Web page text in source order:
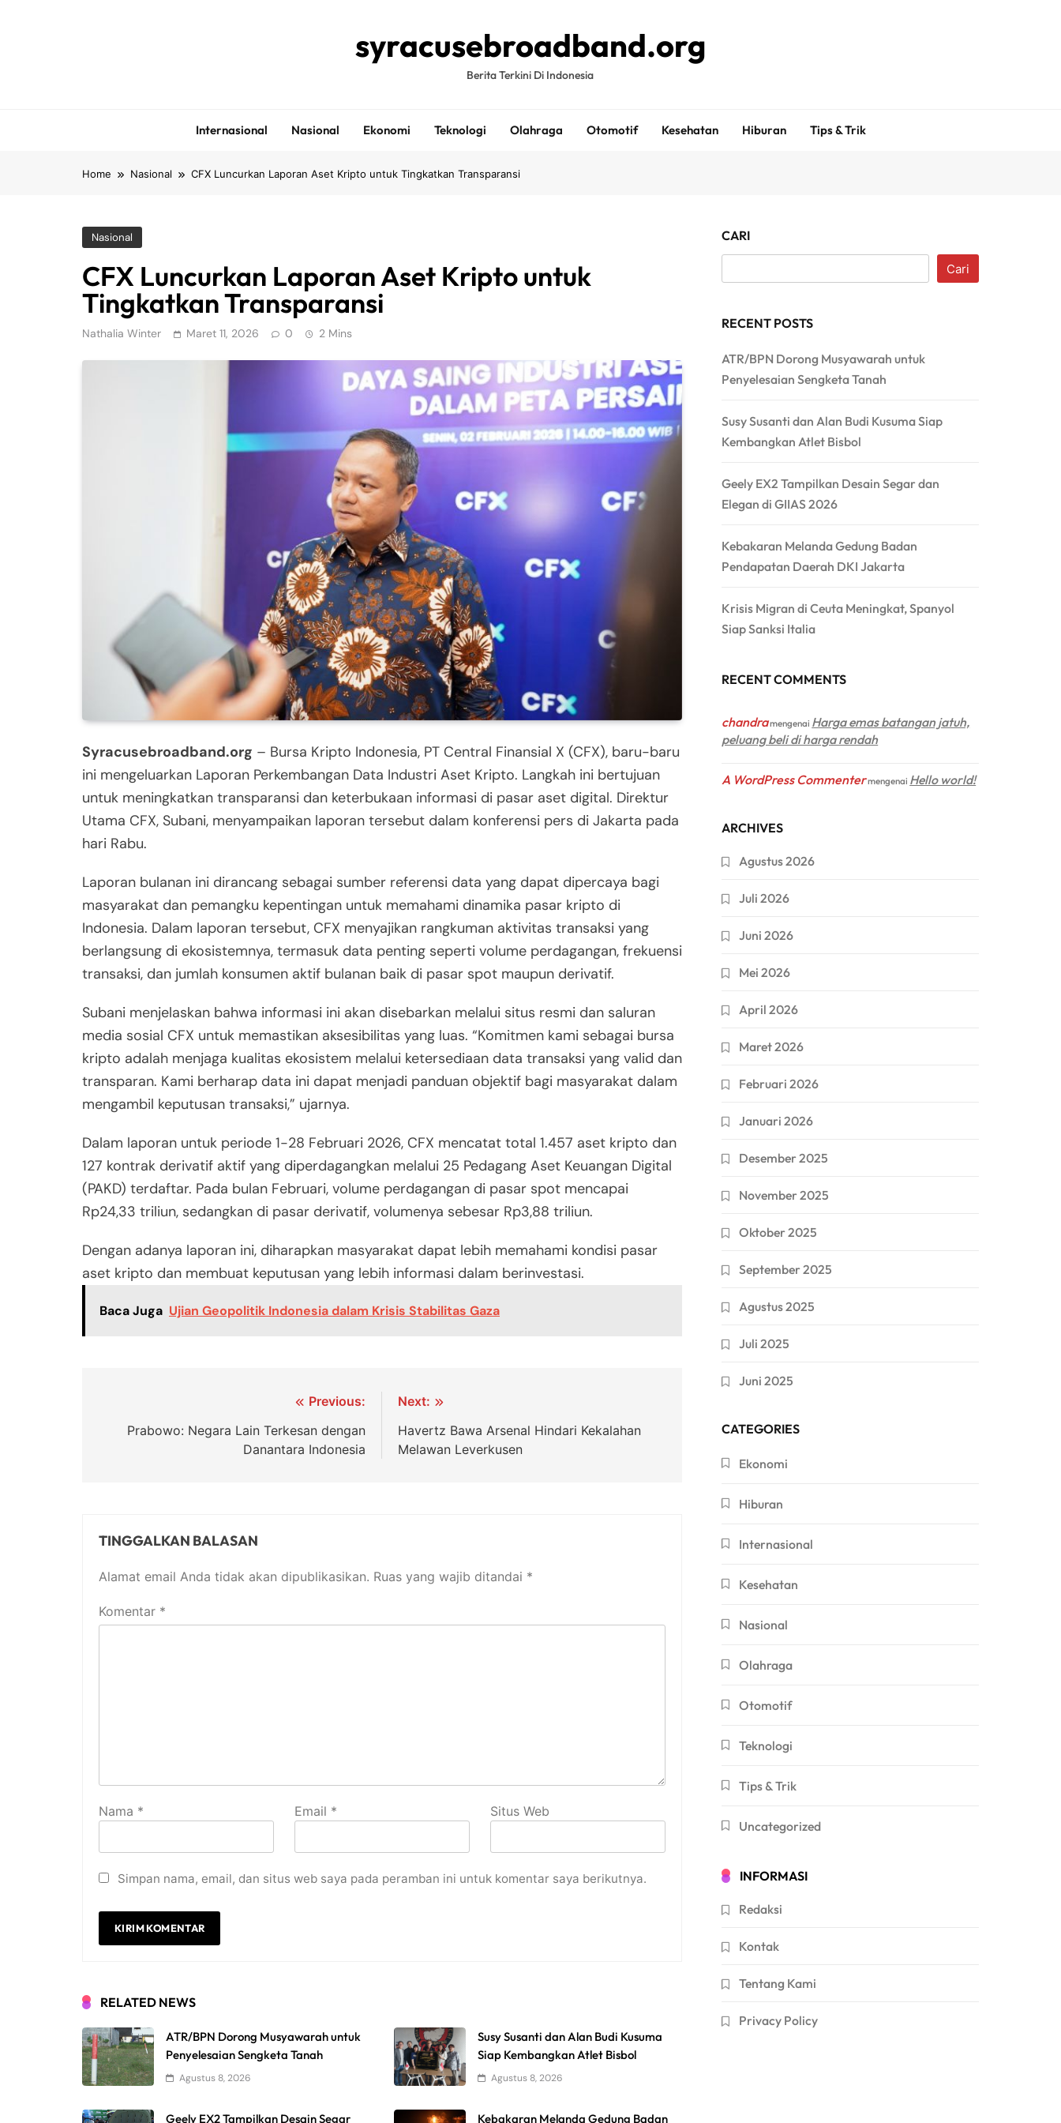
syracusebroadband.org
Berita Terkini Di Indonesia
Internasional Nasional Ekonomi Teknologi Olahraga Otomotif Kesehatan Hiburan Tips & Trik
Home Nasional CFX Luncurkan Laporan Aset Kripto untuk Tingkatkan Transparansi
Nasional
CFX Luncurkan Laporan Aset Kripto untuk
Tingkatkan Transparansi
Nathalia Winter Maret 11, 2026 0 2 Mins
Syracusebroadband.org – Bursa Kripto Indonesia, PT Central Finansial X (CFX), baru-baru
ini mengeluarkan Laporan Perkembangan Data Industri Aset Kripto. Langkah ini bertujuan
untuk meningkatkan transparansi dan keterbukaan informasi di pasar aset digital. Direktur
Utama CFX, Subani, menyampaikan laporan tersebut dalam konferensi pers di Jakarta pada
hari Rabu.
Laporan bulanan ini dirancang sebagai sumber referensi data yang dapat dipercaya bagi
masyarakat dan pemangku kepentingan untuk memahami dinamika pasar kripto di
Indonesia. Dalam laporan tersebut, CFX menyajikan rangkuman aktivitas transaksi yang
berlangsung di ekosistemnya, termasuk data penting seperti volume perdagangan, frekuensi
transaksi, dan jumlah konsumen aktif bulanan baik di pasar spot maupun derivatif.
Subani menjelaskan bahwa informasi ini akan disebarkan melalui situs resmi dan saluran
media sosial CFX untuk memastikan aksesibilitas yang luas. “Komitmen kami sebagai bursa
kripto adalah menjaga kualitas ekosistem melalui ketersediaan data transaksi yang valid dan
transparan. Kami berharap data ini dapat menjadi panduan objektif bagi masyarakat dalam
mengambil keputusan transaksi,” ujarnya.
Dalam laporan untuk periode 1-28 Februari 2026, CFX mencatat total 1.457 aset kripto dan
127 kontrak derivatif aktif yang diperdagangkan melalui 25 Pedagang Aset Keuangan Digital
(PAKD) terdaftar. Pada bulan Februari, volume perdagangan di pasar spot mencapai
Rp24,33 triliun, sedangkan di pasar derivatif, volumenya sebesar Rp3,88 triliun.
Dengan adanya laporan ini, diharapkan masyarakat dapat lebih memahami kondisi pasar
aset kripto dan membuat keputusan yang lebih informasi dalam berinvestasi.
Baca Juga Ujian Geopolitik Indonesia dalam Krisis Stabilitas Gaza
pos
Previous:
Prabowo: Negara Lain Terkesan dengan
Danantara Indonesia
Next:
Havertz Bawa Arsenal Hindari Kekalahan
Melawan Leverkusen
TINGGALKAN BALASAN
Alamat email Anda tidak akan dipublikasikan. Ruas yang wajib ditandai *
Komentar *
Nama * Email * Situs Web
Simpan nama, email, dan situs web saya pada peramban ini untuk komentar saya berikutnya.
RELATED NEWS
ATR/BPN Dorong Musyawarah untuk
Penyelesaian Sengketa Tanah
Agustus 8, 2026
Susy Susanti dan Alan Budi Kusuma
Siap Kembangkan Atlet Bisbol
Agustus 8, 2026
Geely EX2 Tampilkan Desain Segar Kebakaran Melanda Gedung Badan
CARI
Cari
RECENT POSTS
ATR/BPN Dorong Musyawarah untuk
Penyelesaian Sengketa Tanah
Susy Susanti dan Alan Budi Kusuma Siap
Kembangkan Atlet Bisbol
Geely EX2 Tampilkan Desain Segar dan
Elegan di GIIAS 2026
Kebakaran Melanda Gedung Badan
Pendapatan Daerah DKI Jakarta
Krisis Migran di Ceuta Meningkat, Spanyol
Siap Sanksi Italia
RECENT COMMENTS
chandramengenai Harga emas batangan jatuh,
peluang beli di harga rendah
A WordPress Commentermengenai Hello world!
ARCHIVES
Agustus 2026
Juli 2026
Juni 2026
Mei 2026
April 2026
Maret 2026
Februari 2026
Januari 2026
Desember 2025
November 2025
Oktober 2025
September 2025
Agustus 2025
Juli 2025
Juni 2025
CATEGORIES
Ekonomi
Hiburan
Internasional
Kesehatan
Nasional
Olahraga
Otomotif
Teknologi
Tips & Trik
Uncategorized
INFORMASI
Redaksi
Kontak
Tentang Kami
Privacy Policy